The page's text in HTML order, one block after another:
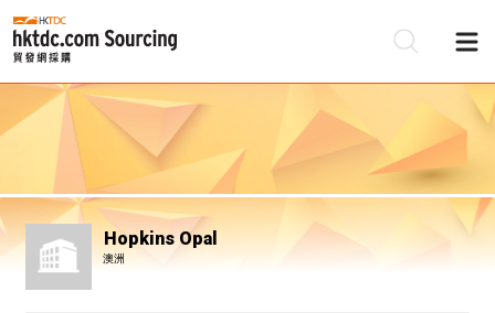
Hopkins Opal
澳洲